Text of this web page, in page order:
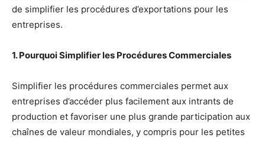
de simplifier les procédures d’exportations pour les
entreprises.
1. Pourquoi Simplifier les Procédures Commerciales
Simplifier les procédures commerciales permet aux
entreprises d’accéder plus facilement aux intrants de
production et favoriser une plus grande participation aux
chaînes de valeur mondiales, y compris pour les petites